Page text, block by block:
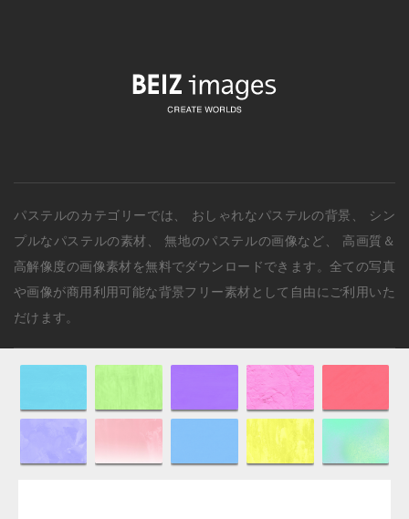
パステルのカテゴリーでは、 おしゃれなパステルの背景 、 シン
プルなパステルの素材、無地のパステルの画像など、 高画質＆
高解像度の画像素材を無料でダウンロードできます。全ての写真
や画像が商用利用可能な背景フリー素材として自由にご利用いた
だけます。